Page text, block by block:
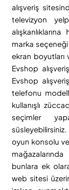
alışveriş
televizyon
marka
ekran boyutları
Evshop
Evshop
telefonu
kullanışlı
seçimler
oyun konsolu
bunlara ek
web sitesi